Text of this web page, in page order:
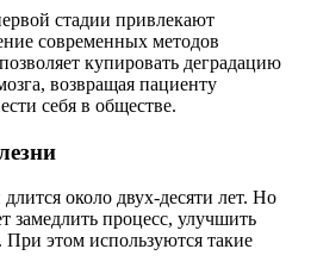
стадии привлекают
современных методов
купировать деградацию
возвращая пациенту
себя в обществе.
около двух-десяти лет. Но
замедлить процесс, улучшить
При этом используются такие